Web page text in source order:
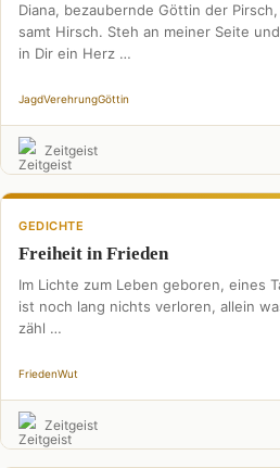
Diana, bezaubernde Göttin der
samt Hirsch. Steh an meiner Seite
in Dir ein Herz …
JagdVerehrungGöttin
Zeitgeist
GEDICHTE
Freiheit in Frieden
Im Lichte zum Leben geboren, eines
ist noch lang nichts verloren, allein
zähl …
FriedenWut
Zeitgeist